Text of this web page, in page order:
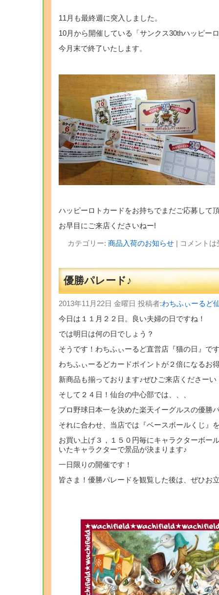
11月も最終週に突入しました。
10月から開催している「サンクス30thハッピー
今月末で終了いたします。
ハッピーロトカードをお持ちでまだご応募して
お早目にご来店くださいねー!
カテゴリー: 商品入荷のお知らせ| コメント
優勝パレード♪
2013年11月22日 金曜日 投稿者:わちふぃーるど
今日は１１月２２日。良い夫婦の日ですね！
では明日は何の日でしょう？
そうです！わちふぃーるど直営店『猫の日』で
わちふぃーるどカードポイントが２倍になるお
新商品も揃っております♪ぜひご来店くださーい
そして２４日！仙台の中心部では、、、
プロ野球日本一を決めた楽天イーグルスの優勝
それに合わせ、当店では『ベースボールくじ』
お買い上げ３，１５０円毎にキャラクターボー
いたキャラクターで景品が決まります♪
一日限りの開催です！
皆さま！優勝パレードを観覧した後は、ぜひお